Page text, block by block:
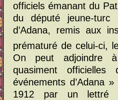
officiels émanant du
du député jeune-turc
d’Adana, remis aux
prématuré de celui-ci,
On peut adjoindre
quasiment
événements d’Adana
1912 par un lettré